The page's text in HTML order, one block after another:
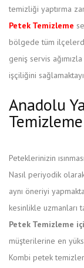
temizliği yaptırma
Petek Temizleme
bölgede tüm
geniş servis
işçiliğini
Anadolu
Peteklerinizin
Nasıl periyodik
aynı öneriyi
kesinlikle uzmanları
Petek Temizleme
müşterilerine en
Kombi petek